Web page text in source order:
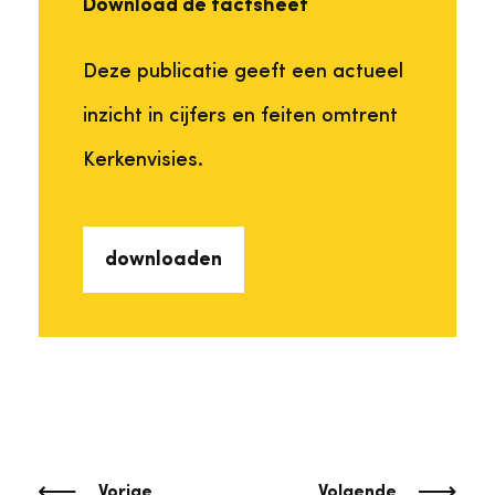
Download de factsheet
Deze publicatie geeft een actueel
inzicht in cijfers en feiten omtrent
Kerkenvisies.
downloaden